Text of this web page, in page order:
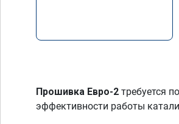
Прошивка Евро-2 требуется
эффективности работы